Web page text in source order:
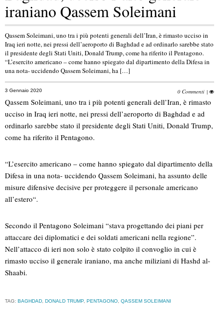
iraniano Qassem Soleimani
Qassem Soleimani, uno tra i più potenti generali dell’Iran, è rimasto ucciso in
Iraq ieri notte, nei pressi dell’aeroporto di Baghdad e ad ordinarlo sarebbe stato
il presidente degli Stati Uniti, Donald Trump, come ha riferito il Pentagono.
“L’esercito americano – come hanno spiegato dal dipartimento della Difesa in
una nota- uccidendo Qassem Soleimani, ha […]
3 Gennaio 2020 0 Commenti |
Qassem Soleimani, uno tra i più potenti generali dell’Iran, è rimasto
ucciso in Iraq ieri notte, nei pressi dell’aeroporto di Baghdad e ad
ordinarlo sarebbe stato il presidente degli Stati Uniti, Donald Trump,
come ha riferito il Pentagono.
“L’esercito americano – come hanno spiegato dal dipartimento della
Difesa in una nota- uccidendo Qassem Soleimani, ha assunto delle
misure difensive decisive per proteggere il personale americano
all’estero“.
Secondo il Pentagono Soleimani “stava progettando dei piani per
attaccare dei diplomatici e dei soldati americani nella regione”.
Nell’attacco di ieri non solo è stato colpito il convoglio in cui è
rimasto ucciso il generale iraniano, ma anche miliziani di Hashd al-
Shaabi.
TAG: BAGHDAD, DONALD TRUMP, PENTAGONO, QASSEM SOLEIMANI